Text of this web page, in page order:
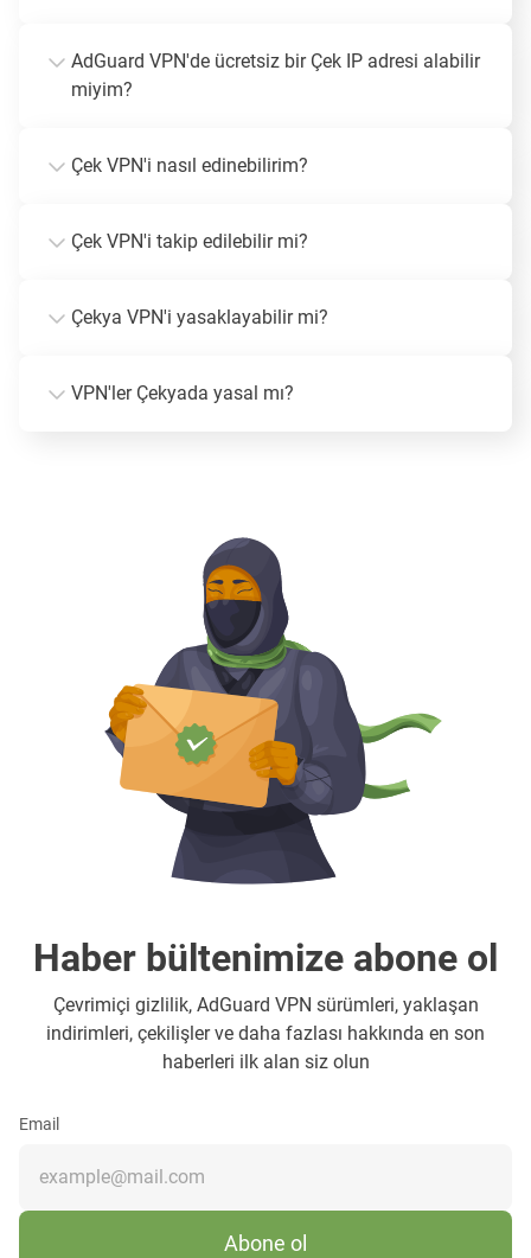
AdGuard VPN'de ücretsiz bir Çek IP adresi alabilir
miyim?
Çek VPN'i nasıl edinebilirim?
Çek VPN'i takip edilebilir mi?
Çekya VPN'i yasaklayabilir mi?
VPN'ler Çekyada yasal mı?
Haber bültenimize abone ol
Çevrimiçi gizlilik, AdGuard VPN sürümleri, yaklaşan
indirimleri, çekilişler ve daha fazlası hakkında en son
haberleri ilk alan siz olun
Email
Abone ol